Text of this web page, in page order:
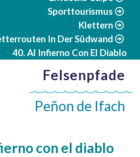
Felsenpfade
Peñon de Ifach
Sporttourismus
Klettern
In Der Südwand
40. Al Infierno Con El Diablo
con el diablo